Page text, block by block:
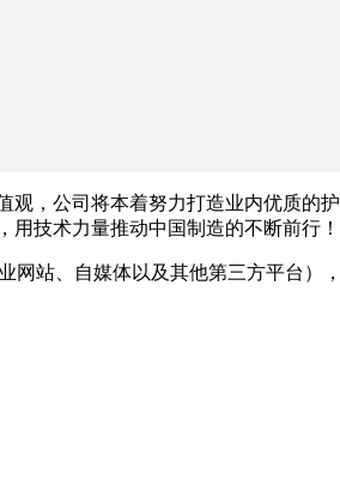
，公司将本着努力打造业内优质
用技术力量推动中国制造的不断前行！
站、自媒体以及其他第三方平台）